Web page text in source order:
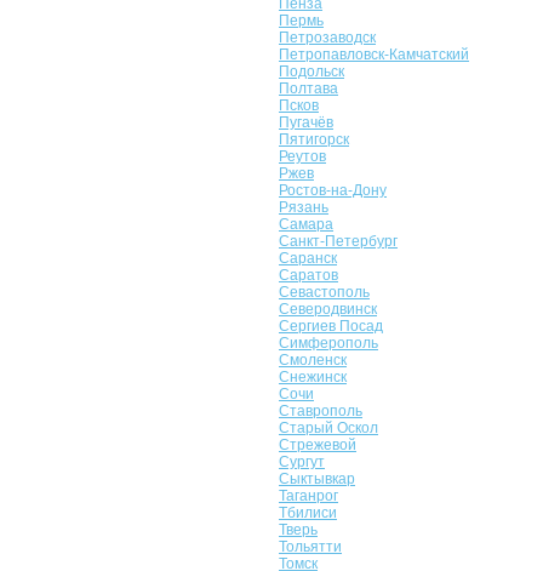
Пенза
Пермь
Петрозаводск
Петропавловск-Камчатский
Подольск
Полтава
Псков
Пугачёв
Пятигорск
Реутов
Ржев
Ростов-на-Дону
Рязань
Самара
Санкт-Петербург
Саранск
Саратов
Севастополь
Северодвинск
Сергиев Посад
Симферополь
Смоленск
Снежинск
Сочи
Ставрополь
Старый Оскол
Стрежевой
Сургут
Сыктывкар
Таганрог
Тбилиси
Тверь
Тольятти
Томск